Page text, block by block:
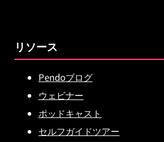
リソース
Pendoブログ
ウェビナー
ポッドキャスト
セルフガイドツアー